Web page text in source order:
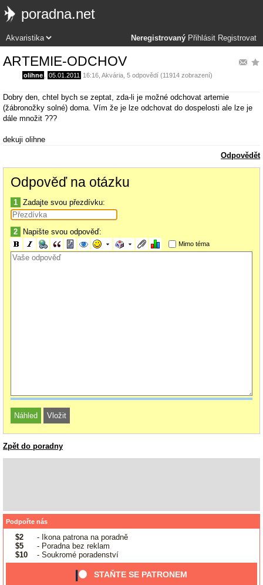
poradna.net
Neregistrovaný Přihlásit Registrovat
ARTEMIE-ODCHOV
olihne 05.01.2011 16:16 Akvária , 5 odpovědí (11914 zobrazení)
Dobry den, chtel bych se zeptat, zda-li je možné odchovat artemie
(žábronožky solné) doma. Vím že je lze odchovat do dospelosti ale lze je
dále množit ???
dekuji olihne
Odpovědět
Odpověď na otázku
1 Zadajte svou přezdívku:
2 Napište svou odpověď:
Mimo téma
Zpět do poradny
Podpořte nás
$2
- Ikona patrona na poradně
$5
- Poradna bez reklam
$10
- Soukromé poradenství
STAŇTE SE PATRONEM